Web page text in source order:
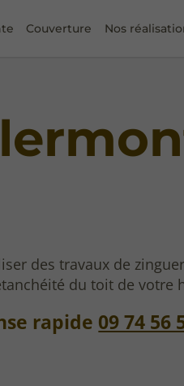
Couverture Nos
des travaux de
du toit de votre
rapide 09 74 56